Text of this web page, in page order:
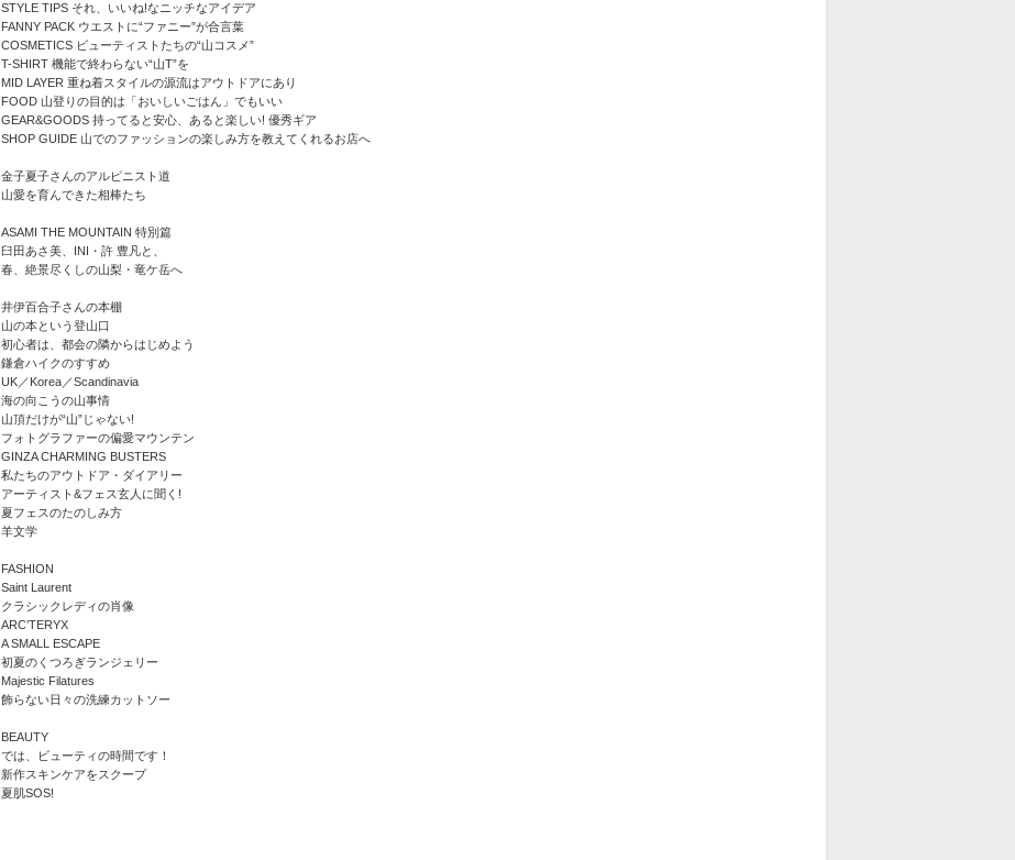
STYLE TIPS それ、いいね!なニッチなアイデア
FANNY PACK ウエストに“ファニー”が合言葉
COSMETICS ビューティストたちの“山コスメ”
T-SHIRT 機能で終わらない“山T”を
MID LAYER 重ね着スタイルの源流はアウトドアにあり
FOOD 山登りの目的は「おいしいごはん」でもいい
GEAR&GOODS 持ってると安心、あると楽しい! 優秀ギア
SHOP GUIDE 山でのファッションの楽しみ方を教えてくれるお店へ
金子夏子さんのアルピニスト道
山愛を育んできた相棒たち
ASAMI THE MOUNTAIN 特別篇
臼田あさ美、INI・許 豊凡と、
春、絶景尽くしの山梨・竜ケ岳へ
井伊百合子さんの本棚
山の本という登山口
初心者は、都会の隣からはじめよう
鎌倉ハイクのすすめ
UK／Korea／Scandinavia
海の向こうの山事情
山頂だけが“山”じゃない!
フォトグラファーの偏愛マウンテン
GINZA CHARMING BUSTERS
私たちのアウトドア・ダイアリー
アーティスト&フェス玄人に聞く!
夏フェスのたのしみ方
羊文学
FASHION
Saint Laurent
クラシックレディの肖像
ARC’TERYX
A SMALL ESCAPE
初夏のくつろぎランジェリー
Majestic Filatures
飾らない日々の洗練カットソー
BEAUTY
では、ビューティの時間です！
新作スキンケアをスクープ
夏肌SOS!